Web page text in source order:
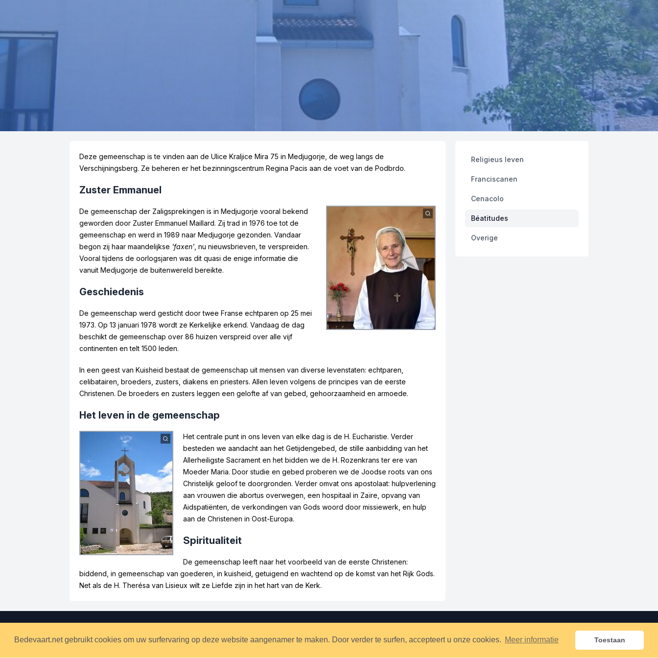
Bedevaart.net gebruikt cookies om uw surfervaring op deze website aangenamer te maken. Door verder te surfen, accepteert u onze cookies. Meer informatie Toestaan
Deze gemeenschap is te vinden aan de Ulice Kraljice Mira 75 in Medjugorje, de weg langs de
Verschijningsberg. Ze beheren er het bezinningscentrum Regina Pacis aan de voet van de Podbrdo.
Zuster Emmanuel
Zuster Emmanuel Maillard
De gemeenschap der Zaligsprekingen is in Medjugorje vooral bekend
geworden door Zuster Emmanuel Maillard. Zij trad in 1976 toe tot de
gemeenschap en werd in 1989 naar Medjugorje gezonden. Vandaar
begon zij haar maandelijkse 'faxen' , nu nieuwsbrieven, te verspreiden.
Vooral tijdens de oorlogsjaren was dit quasi de enige informatie die
vanuit Medjugorje de buitenwereld bereikte.
Geschiedenis
De gemeenschap werd gesticht door twee Franse echtparen op 25 mei
1973. Op 13 januari 1978 wordt ze Kerkelijke erkend. Vandaag de dag
beschikt de gemeenschap over 86 huizen verspreid over alle vijf
continenten en telt 1500 leden.
In een geest van Kuisheid bestaat de gemeenschap uit mensen van diverse levenstaten: echtparen,
celibatairen, broeders, zusters, diakens en priesters. Allen leven volgens de principes van de eerste
Christenen. De broeders en zusters leggen een gelofte af van gebed, gehoorzaamheid en armoede.
Het leven in de gemeenschap
Het centrale punt in ons leven van elke dag is de H. Eucharistie. Verder
besteden we aandacht aan het Getijdengebed, de stille aanbidding van het
Allerheiligste Sacrament en het bidden we de H. Rozenkrans ter ere van
Moeder Maria. Door studie en gebed proberen we de Joodse roots van ons
Christelijk geloof te doorgronden. Verder omvat ons apostolaat: hulpverlening
aan vrouwen die abortus overwegen, een hospitaal in Zaïre, opvang van
Aidspatiënten, de verkondingen van Gods woord door missiewerk, en hulp
aan de Christenen in Oost-Europa.
Spiritualiteit
De gemeenschap leeft naar het voorbeeld van de eerste Christenen:
biddend, in gemeenschap van goederen, in kuisheid, getuigend en wachtend op de komst van het Rijk Gods.
Net als de H. Therésa van Lisieux wilt ze Liefde zijn in het hart van de Kerk.
Religieus leven
Franciscanen
Cenacolo
Béatitudes
Overige